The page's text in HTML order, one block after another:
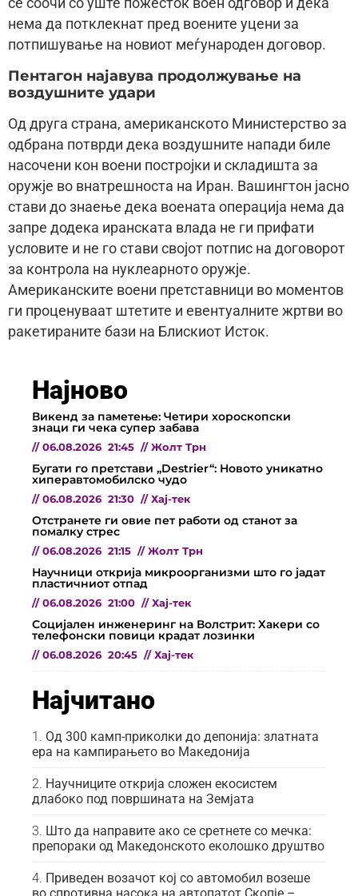
се соочи со уште пожесток воен одговор и дека
нема да потклекнат пред воените уцени за
потпишување на новиот меѓународен договор.
Пентагон најавува продолжување на
воздушните удари
Од друга страна, американското Министерство за
одбрана потврди дека воздушните напади биле
насочени кон воени постројки и складишта за
оружје во внатрешноста на Иран. Вашингтон јасно
стави до знаење дека воената операција нема да
запре додека иранската влада не ги прифати
условите и не го стави својот потпис на договорот
за контрола на нуклеарното оружје.
Американските воени претставници во моментов
ги проценуваат штетите и евентуалните жртви во
ракетираните бази на Блискиот Исток.
Најново
Викенд за паметење: Четири хороскопски
знаци ги чека супер забава
// 06.08.2026 21:45 // Жолт Трн
Бугати го претстави „Destrier“: Новото уникатно
хиперавтомобилско чудо
// 06.08.2026 21:30 // Хај-тек
Отстранете ги овие пет работи од станот за
помалку стрес
// 06.08.2026 21:15 // Жолт Трн
Научници открија микроорганизми што го јадат
пластичниот отпад
// 06.08.2026 21:00 // Хај-тек
Социјален инженеринг на Волстрит: Хакери со
телефонски повици крадат лозинки
// 06.08.2026 20:45 // Хај-тек
Најчитано
Од 300 камп-приколки до депонија: златната
ера на кампирањето во Македонија
Научниците открија сложен екосистем
длабоко под површината на Земјата
Што да направите ако се сретнете со мечка:
препораки од Македонското еколошко друштво
Приведен возачот кој со автомобил возеше